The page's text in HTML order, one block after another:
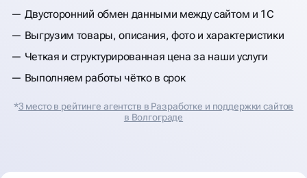
Двусторонний обмен данными между сайтом и 1С
Выгрузим товары, описания, фото и характеристики
Четкая и структурированная цена за наши услуги
Выполняем работы чётко в срок
*3 место в рейтинге агентств в Разработке и поддержки сайтов
в Волгограде